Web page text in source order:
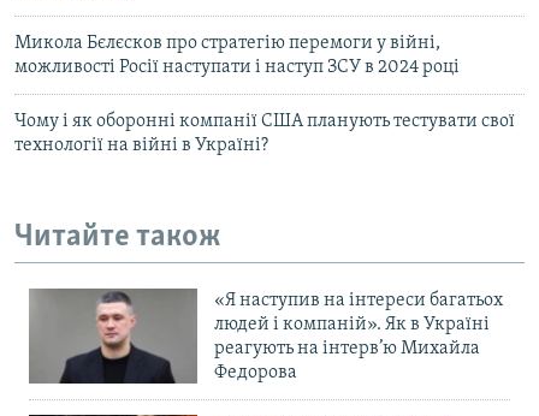
Микола Бєлєсков про стратегію перемоги у війні,
можливості Росії наступати і наступ ЗСУ в 2024 році
Чому і як оборонні компанії США планують тестувати свої
технології на війні в Україні?
Читайте також
«Я наступив на інтереси багатьох
людей і компаній». Як в Україні
реагують на інтерв’ю Михайла
Федорова